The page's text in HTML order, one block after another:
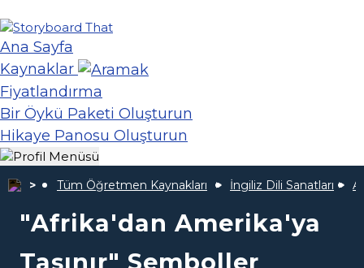
Ana Sayfa
Kaynaklar
Fiyatlandırma
Bir Öykü Paketi Oluşturun
Hikaye Panosu Oluşturun
Tüm Öğretmen Kaynakları İngiliz Dili Sanatları
"Afrika'dan Amerika'ya
Taşınır" Semboller